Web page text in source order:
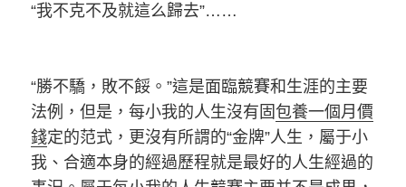
“我不克不及就這么歸去”……
“勝不驕，敗不餒。”這是面臨競賽和生涯的主要
法例，但是，每小我的人生沒有固包養一個月價
錢定的范式，更沒有所謂的“金牌”人生，屬于小
我、合適本身的經過歷程就是最好的人生經過的